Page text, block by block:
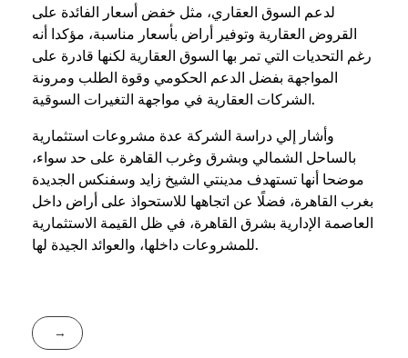
لدعم السوق العقاري، مثل خفض أسعار الفائدة على
القروض العقارية وتوفير أراض بأسعار مناسبة، مؤكدا أنه
رغم التحديات التي تمر بها السوق العقارية لكنها قادرة على
المواجهة بفضل الدعم الحكومي وقوة الطلب ومرونة
الشركات العقارية في مواجهة التغيرات السوقية.
وأشار إلي دراسة الشركة عدة مشروعات استثمارية
بالساحل الشمالي وبشرق وغرب القاهرة على حد سواء،
موضحا أنها تستهدف مدينتي الشيخ زايد وسفنكس الجديدة
بغرب القاهرة، فضلًا عن اتجاهها للاستحواذ على أراض داخل
العاصمة الإدارية بشرق القاهرة، في ظل القيمة الاستثمارية
للمشروعات داخلها، والعوائد الجيدة لها.